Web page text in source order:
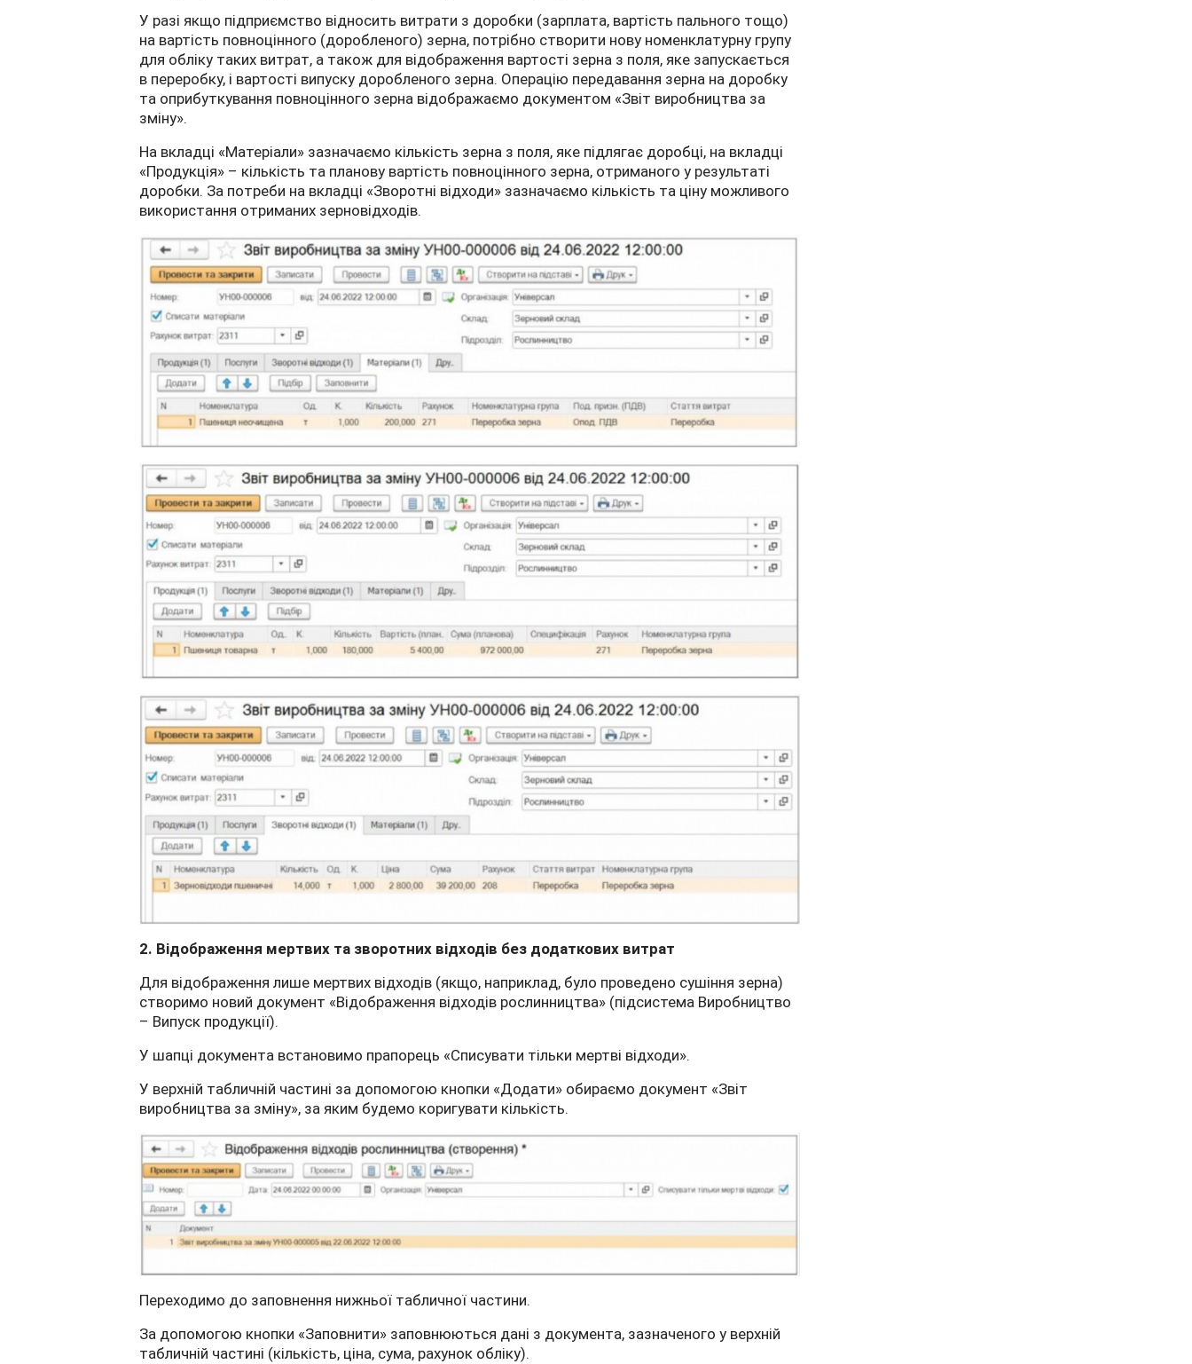
У разі якщо підприємство відносить витрати з доробки (зарплата, вартість пального тощо)
на вартість повноцінного (доробленого) зерна, потрібно створити нову номенклатурну групу
для обліку таких витрат, а також для відображення вартості зерна з поля, яке запускається
в переробку, і вартості випуску доробленого зерна. Операцію передавання зерна на доробку
та оприбуткування повноцінного зерна відображаємо документом «Звіт виробництва за
зміну».
На вкладці «Матеріали» зазначаємо кількість зерна з поля, яке підлягає доробці, на вкладці
«Продукція» – кількість та планову вартість повноцінного зерна, отриманого у результаті
доробки. За потреби на вкладці «Зворотні відходи» зазначаємо кількість та ціну можливого
використання отриманих зерновідходів.
2. Відображення мертвих та зворотних відходів без додаткових витрат
Для відображення лише мертвих відходів (якщо, наприклад, було проведено сушіння зерна)
створимо новий документ «Відображення відходів рослинництва» (підсистема Виробництво
– Випуск продукції).
У шапці документа встановимо прапорець «Списувати тільки мертві відходи».
У верхній табличній частині за допомогою кнопки «Додати» обираємо документ «Звіт
виробництва за зміну», за яким будемо коригувати кількість.
Переходимо до заповнення нижньої табличної частини.
За допомогою кнопки «Заповнити» заповнюються дані з документа, зазначеного у верхній
табличній частині (кількість, ціна, сума, рахунок обліку).